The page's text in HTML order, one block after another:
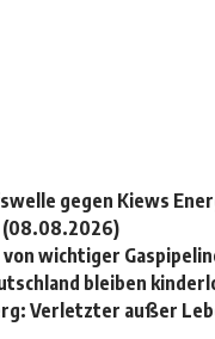
gegen Kiews
(08.08.2026)
wichtiger
bleiben
Verletzter außer